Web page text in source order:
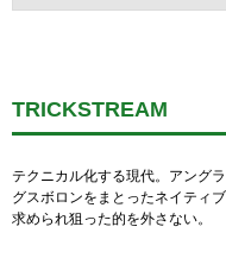
TRICKSTREAM
テクニカル化する現代。アング
グスボロンをまとったネイティ
求められ狙った的を外さない。